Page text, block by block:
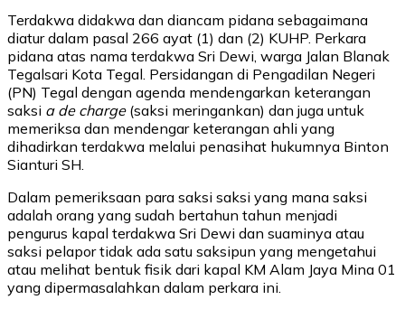
Terdakwa didakwa dan diancam pidana sebagaimana
diatur dalam pasal 266 ayat (1) dan (2) KUHP. Perkara
pidana atas nama terdakwa Sri Dewi, warga Jalan Blanak
Tegalsari Kota Tegal. Persidangan di Pengadilan Negeri
(PN) Tegal dengan agenda mendengarkan keterangan
saksi a de charge (saksi meringankan) dan juga untuk
memeriksa dan mendengar keterangan ahli yang
dihadirkan terdakwa melalui penasihat hukumnya Binton
Sianturi SH.
Dalam pemeriksaan para saksi saksi yang mana saksi
adalah orang yang sudah bertahun tahun menjadi
pengurus kapal terdakwa Sri Dewi dan suaminya atau
saksi pelapor tidak ada satu saksipun yang mengetahui
atau melihat bentuk fisik dari kapal KM Alam Jaya Mina 01
yang dipermasalahkan dalam perkara ini.